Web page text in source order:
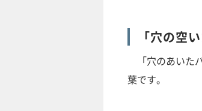
「穴の空
「穴のあいた
葉です。